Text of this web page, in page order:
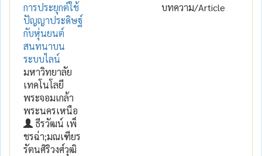
การประยุกต์ใช้
ปัญญาประดิษฐ์
กับหุ่นยนต์
สนทนาบน
ระบบไลน์
มหาวิทยาลัย
เทคโนโลยี
พระจอมเกล้า
พระนครเหนือ
ธีรวัฒน์ เพ็
ชรฉ่า;มณเฑียร
รัตนศิริวงศ์วุฒิ
บทความ/Article